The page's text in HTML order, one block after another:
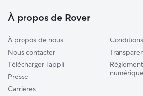
Combs-la-Ville
À propos de Rover
À propos de nous
Nous contacter
Télécharger l'appli
Presse
Carrières